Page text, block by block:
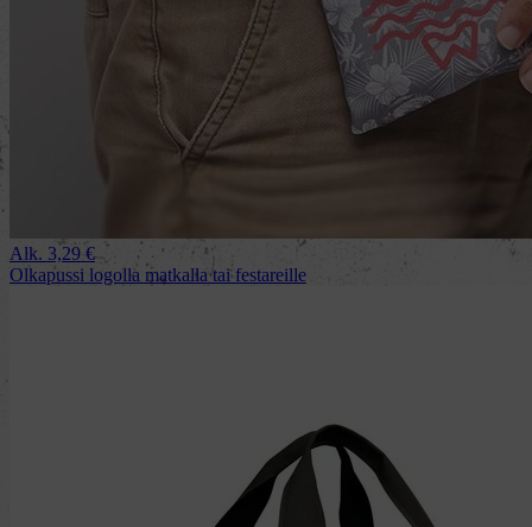
Alk. 3,29 €
Olkapussi logolla matkalla tai festareille